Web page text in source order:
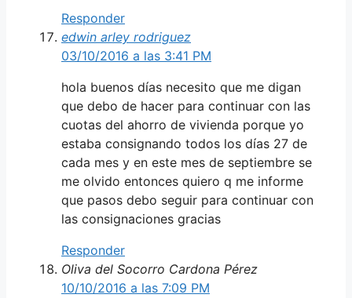
Responder
edwin arley rodriguez
03/10/2016 a las 3:41 PM
hola buenos días necesito que me digan
que debo de hacer para continuar con las
cuotas del ahorro de vivienda porque yo
estaba consignando todos los días 27 de
cada mes y en este mes de septiembre se
me olvido entonces quiero q me informe
que pasos debo seguir para continuar con
las consignaciones gracias
Responder
Oliva del Socorro Cardona Pérez
10/10/2016 a las 7:09 PM